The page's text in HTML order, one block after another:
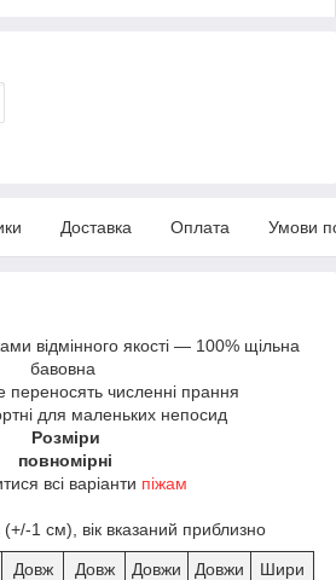
Доставка Оплата Умови
відмінного якості — 100% щільна
бавовна
переносять численні прання
для маленьких непосид
Розміри
повномірні
всі варіанти піжам
(+/-1 см), вік вказаний приблизно
Довж
Довж
Довжи
Довжи
Шири